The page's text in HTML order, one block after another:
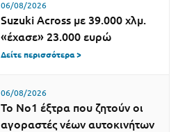
06/08/2026
Suzuki Across με 39.000 χλμ.
«έχασε» 23.000 ευρώ
Δείτε περισσότερα >
06/08/2026
Το Νο1 έξτρα που ζητούν οι
αγοραστές νέων αυτοκινήτων